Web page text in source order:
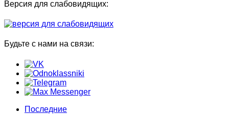
Версия для слабовидящих:
Будьте с нами на связи:
Последние